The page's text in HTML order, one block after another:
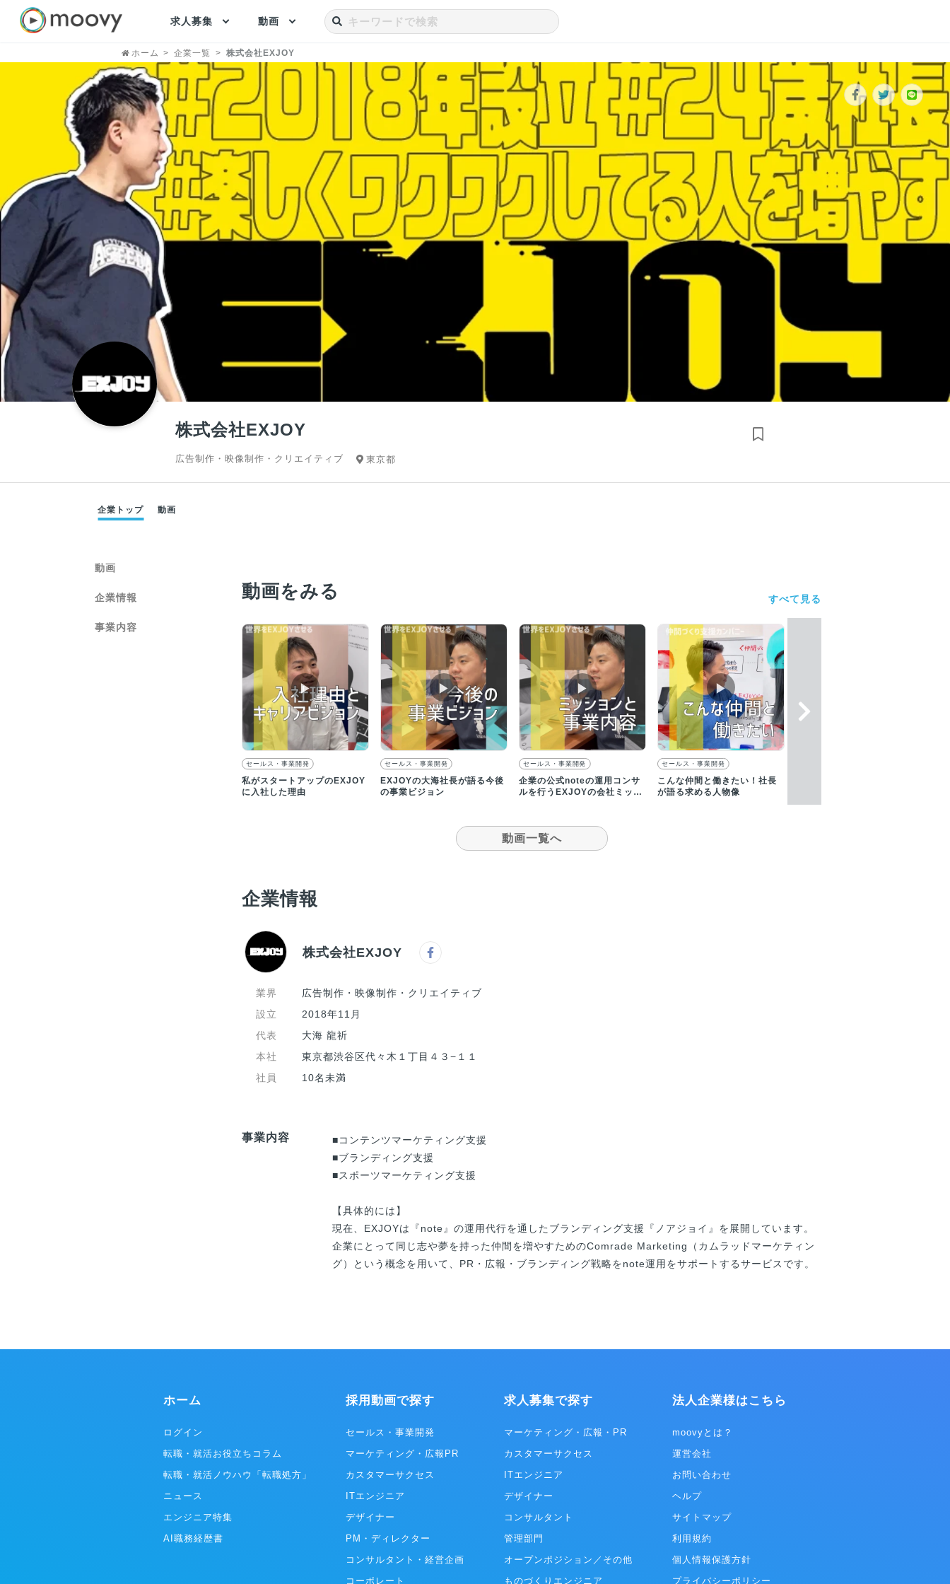
求人募集 動画
ホーム 企業一覧 株式会社EXJOY
株式会社EXJOY
広告制作・映像制作・クリエイティブ 東京都
企業トップ 動画
動画
企業情報
事業内容
動画をみる すべて見る
▶︎
セールス・事業開発
私がスタートアップのEXJOY
に入社した理由
▶︎
セールス・事業開発
EXJOYの大海社長が語る今後
の事業ビジョン
▶︎
セールス・事業開発
企業の公式noteの運用コンサ
ルを行うEXJOYの会社ミッシ
▶︎
セールス・事業開発
こんな仲間と働きたい！社長
が語る求める人物像
動画一覧へ
企業情報
株式会社EXJOY
業界
広告制作・映像制作・クリエイティブ
設立
2018年11月
代表
大海 龍祈
本社
東京都渋谷区代々木１丁目４３−１１
社員
10名未満
事業内容
■コンテンツマーケティング支援
■ブランディング支援
■スポーツマーケティング支援
【具体的には】
現在、EXJOYは『note』の運用代行を通したブランディング支援『ノアジョイ』を展開しています。
企業にとって同じ志や夢を持った仲間を増やすためのComrade Marketing（カムラッドマーケティン
グ）という概念を用いて、PR・広報・ブランディング戦略をnote運用をサポートするサービスです。
ホーム
ログイン
転職・就活お役立ちコラム
転職・就活ノウハウ「転職処方」
ニュース
エンジニア特集
AI職務経歴書
採用動画で探す
セールス・事業開発
マーケティング・広報PR
カスタマーサクセス
ITエンジニア
デザイナー
PM・ディレクター
コンサルタント・経営企画
コーポレート
求人募集で探す
マーケティング・広報・PR
カスタマーサクセス
ITエンジニア
デザイナー
コンサルタント
管理部門
オープンポジション／その他
ものづくりエンジニア
法人企業様はこちら
moovyとは？
運営会社
お問い合わせ
ヘルプ
サイトマップ
利用規約
個人情報保護方針
プライバシーポリシー